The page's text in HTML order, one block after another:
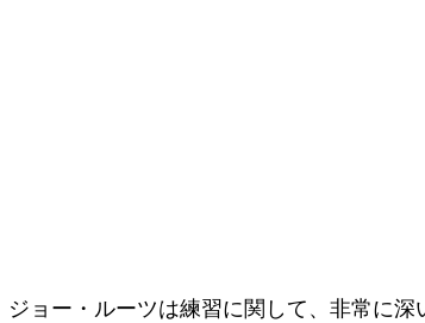
ジョー・ルーツは練習に関して、非常に